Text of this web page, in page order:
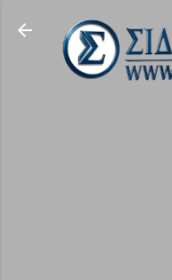
Μετάβαση